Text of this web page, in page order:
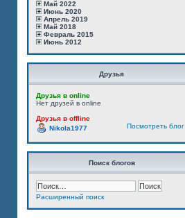
Май 2022
Июнь 2020
Апрель 2019
Май 2018
Февраль 2015
Июнь 2012
Друзья
Друзья в online
Нет друзей в online
Друзья в offline
Посмотреть блог
Nikola1977
Поиск блогов
Расширенный поиск